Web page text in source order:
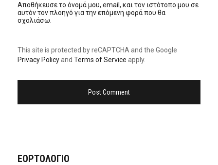
Αποθήκευσε το όνομά μου, email, και τον ιστότοπο μου σε
αυτόν τον πλοηγό για την επόμενη φορά που θα
σχολιάσω.
This site is protected by reCAPTCHA and the Google
Privacy Policyand Terms of Service apply.
ΕΟΡΤΟΛΟΓΙΟ